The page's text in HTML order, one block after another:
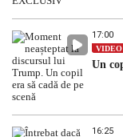
17:00
VIDEO
Un
16:25